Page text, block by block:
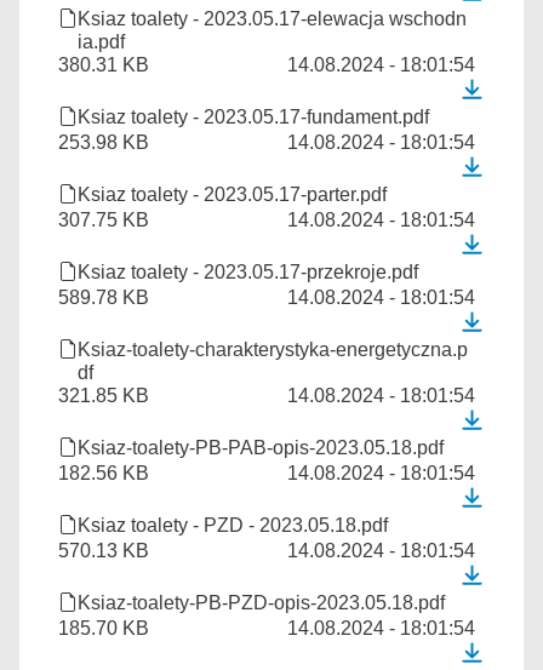
Ksiaz toalety - 2023.05.17-elewacja wschodn
ia.pdf
380.31 KB
14.08.2024 - 18:01:54
Ksiaz toalety - 2023.05.17-fundament.pdf
253.98 KB
14.08.2024 - 18:01:54
Ksiaz toalety - 2023.05.17-parter.pdf
307.75 KB
14.08.2024 - 18:01:54
Ksiaz toalety - 2023.05.17-przekroje.pdf
589.78 KB
14.08.2024 - 18:01:54
Ksiaz-toalety-charakterystyka-energetyczna.p
df
321.85 KB
14.08.2024 - 18:01:54
Ksiaz-toalety-PB-PAB-opis-2023.05.18.pdf
182.56 KB
14.08.2024 - 18:01:54
Ksiaz toalety - PZD - 2023.05.18.pdf
570.13 KB
14.08.2024 - 18:01:54
Ksiaz-toalety-PB-PZD-opis-2023.05.18.pdf
185.70 KB
14.08.2024 - 18:01:54